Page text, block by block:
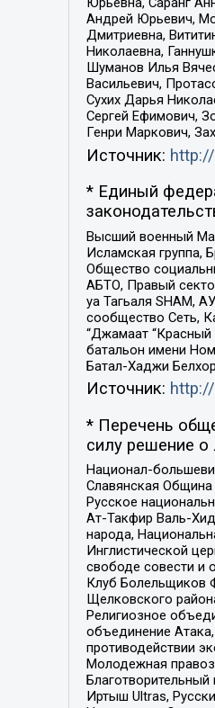
Андрей Юрьевич,
Дмитриевна,
Николаевна,
Шуманов Илья
Васильевич,
Сухих Дарья
Сергей Ефимович,
Генри Маркович,
Источник:
* Единый
Высший военный
Исламская группа,
Общество
АБТО, Правый
уа Тагьаля SHAM,
сообщество Сеть,
“Джамаат “Красный
батальон имени
Батал-Хаджи
Источник:
* Перечень
силу решение о
Национал-
Славянская
Русское
Ат-Такфир Валь-
народа,
Инглистической
свободе совести и
Клуб Болельщиков
Щелковского
Религиозное
объединение
противодействии
Молодежная
Иртыш Ultras,